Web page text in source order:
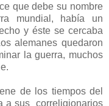
que debe su nombre
mundial, había un
y éste se cercaba
alemanes quedaron
la guerra, muchos
de los tiempos del
a sus correligionarios